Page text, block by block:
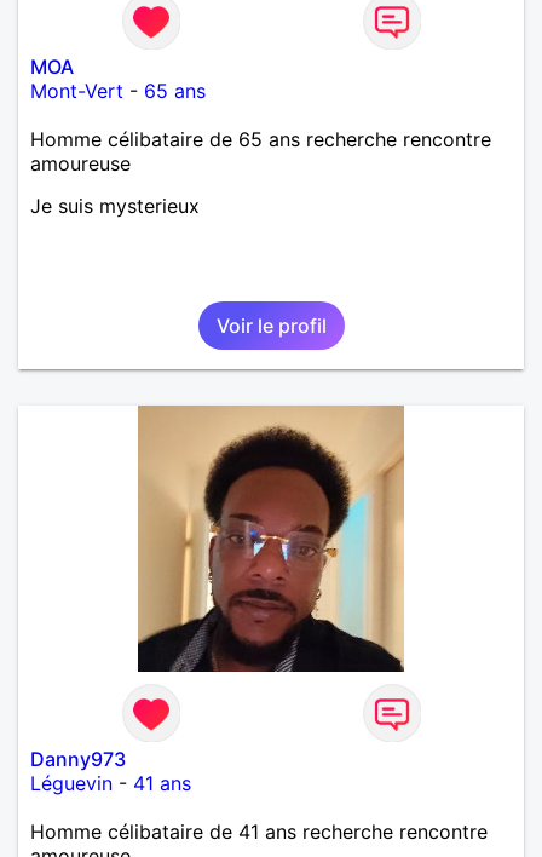
MOA
Mont-Vert - 65 ans
Homme célibataire de 65 ans recherche rencontre
amoureuse
Je suis mysterieux
Voir le profil
Danny973
Léguevin - 41 ans
Homme célibataire de 41 ans recherche rencontre